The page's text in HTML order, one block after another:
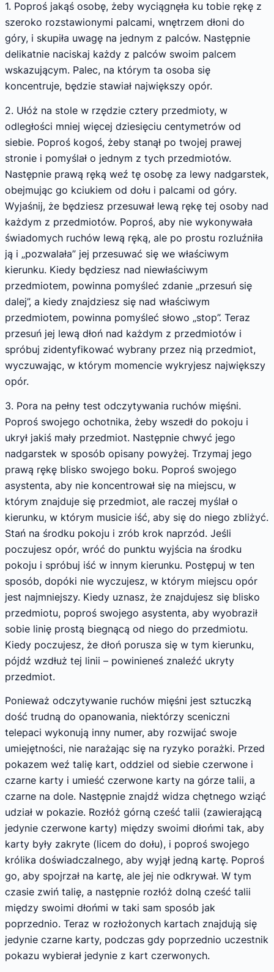
1. Poproś jakąś osobę, żeby wyciągnęła ku tobie rękę z
szeroko rozstawionymi palcami, wnętrzem dłoni do
góry, i skupiła uwagę na jednym z palców. Następnie
delikatnie naciskaj każdy z palców swoim palcem
wskazującym. Palec, na którym ta osoba się
koncentruje, będzie stawiał największy opór.
2. Ułóż na stole w rzędzie cztery przedmioty, w
odległości mniej więcej dziesięciu centymetrów od
siebie. Poproś kogoś, żeby stanął po twojej prawej
stronie i pomyślał o jednym z tych przedmiotów.
Następnie prawą ręką weź tę osobę za lewy nadgarstek,
obejmując go kciukiem od dołu i palcami od góry.
Wyjaśnij, że będziesz przesuwał lewą rękę tej osoby nad
każdym z przedmiotów. Poproś, aby nie wykonywała
świadomych ruchów lewą ręką, ale po prostu rozluźniła
ją i „pozwalała” jej przesuwać się we właściwym
kierunku. Kiedy będziesz nad niewłaściwym
przedmiotem, powinna pomyśleć zdanie „przesuń się
dalej”, a kiedy znajdziesz się nad właściwym
przedmiotem, powinna pomyśleć słowo „stop”. Teraz
przesuń jej lewą dłoń nad każdym z przedmiotów i
spróbuj zidentyfikować wybrany przez nią przedmiot,
wyczuwając, w którym momencie wykryjesz największy
opór.
3. Pora na pełny test odczytywania ruchów mięśni.
Poproś swojego ochotnika, żeby wszedł do pokoju i
ukrył jakiś mały przedmiot. Następnie chwyć jego
nadgarstek w sposób opisany powyżej. Trzymaj jego
prawą rękę blisko swojego boku. Poproś swojego
asystenta, aby nie koncentrował się na miejscu, w
którym znajduje się przedmiot, ale raczej myślał o
kierunku, w którym musicie iść, aby się do niego zbliżyć.
Stań na środku pokoju i zrób krok naprzód. Jeśli
poczujesz opór, wróć do punktu wyjścia na środku
pokoju i spróbuj iść w innym kierunku. Postępuj w ten
sposób, dopóki nie wyczujesz, w którym miejscu opór
jest najmniejszy. Kiedy uznasz, że znajdujesz się blisko
przedmiotu, poproś swojego asystenta, aby wyobraził
sobie linię prostą biegnącą od niego do przedmiotu.
Kiedy poczujesz, że dłoń porusza się w tym kierunku,
pójdź wzdłuż tej linii – powinieneś znaleźć ukryty
przedmiot.
Ponieważ odczytywanie ruchów mięśni jest sztuczką
dość trudną do opanowania, niektórzy sceniczni
telepaci wykonują inny numer, aby rozwijać swoje
umiejętności, nie narażając się na ryzyko porażki. Przed
pokazem weź talię kart, oddziel od siebie czerwone i
czarne karty i umieść czerwone karty na górze talii, a
czarne na dole. Następnie znajdź widza chętnego wziąć
udział w pokazie. Rozłóż górną cześć talii (zawierającą
jedynie czerwone karty) między swoimi dłońmi tak, aby
karty były zakryte (licem do dołu), i poproś swojego
królika doświadczalnego, aby wyjął jedną kartę. Poproś
go, aby spojrzał na kartę, ale jej nie odkrywał. W tym
czasie zwiń talię, a następnie rozłóż dolną cześć talii
między swoimi dłońmi w taki sam sposób jak
poprzednio. Teraz w rozłożonych kartach znajdują się
jedynie czarne karty, podczas gdy poprzednio uczestnik
pokazu wybierał jedynie z kart czerwonych.